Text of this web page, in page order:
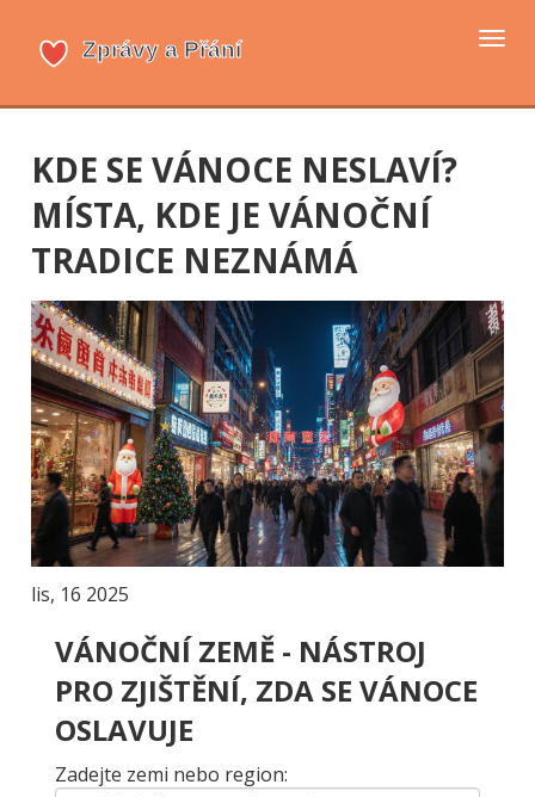
KDE SE VÁNOCE NESLAVÍ?
MÍSTA, KDE JE VÁNOČNÍ
TRADICE NEZNÁMÁ
lis, 16 2025
VÁNOČNÍ ZEMĚ - NÁSTROJ
PRO ZJIŠTĚNÍ, ZDA SE VÁNOCE
OSLAVUJE
Zadejte zemi nebo region: